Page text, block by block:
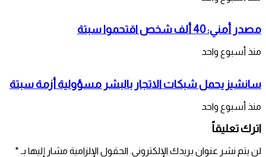
مصدر أمني: 40 ألف شخص اقتحموا سبتة
منذ أسبوع واحد
سانشيز يحمل شبكات الاتجار بالبشر مسؤولية أزمة سبتة
منذ أسبوع واحد
اترك تعليقاً
لن يتم نشر عنوان بريدك الإلكتروني. الحقول الإلزامية مشار إليها بـ *